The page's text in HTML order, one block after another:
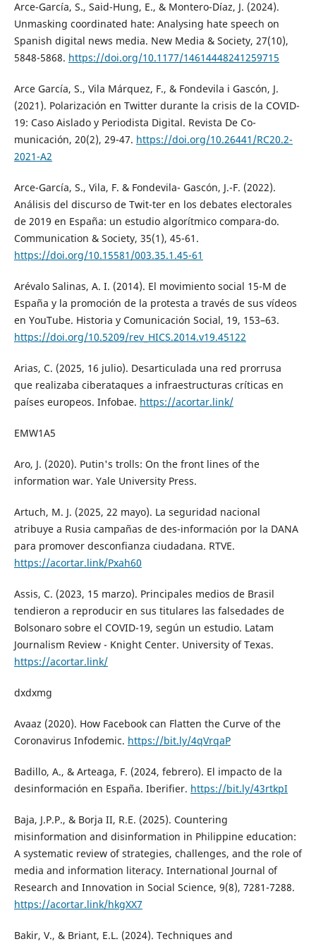
Arce-García, S., Said-Hung, E., & Montero-Díaz, J. (2024).
Unmasking coordinated hate: Analysing hate speech on
Spanish digital news media. New Media & Society, 27(10),
5848-5868. https://doi.org/10.1177/14614448241259715
Arce García, S., Vila Márquez, F., & Fondevila i Gascón, J.
(2021). Polarización en Twitter durante la crisis de la COVID-
19: Caso Aislado y Periodista Digital. Revista De Co-
municación, 20(2), 29-47. https://doi.org/10.26441/RC20.2-
2021-A2
Arce-García, S., Vila, F. & Fondevila- Gascón, J.-F. (2022).
Análisis del discurso de Twit-ter en los debates electorales
de 2019 en España: un estudio algorítmico compara-do.
Communication & Society, 35(1), 45-61.
https://doi.org/10.15581/003.35.1.45-61
Arévalo Salinas, A. I. (2014). El movimiento social 15-M de
España y la promoción de la protesta a través de sus vídeos
en YouTube. Historia y Comunicación Social, 19, 153–63.
https://doi.org/10.5209/rev_HICS.2014.v19.45122
Arias, C. (2025, 16 julio). Desarticulada una red prorrusa
que realizaba ciberataques a infraestructuras críticas en
países europeos. Infobae. https://acortar.link/
EMW1A5
Aro, J. (2020). Putin's trolls: On the front lines of the
information war. Yale University Press.
Artuch, M. J. (2025, 22 mayo). La seguridad nacional
atribuye a Rusia campañas de des-información por la DANA
para promover desconfianza ciudadana. RTVE.
https://acortar.link/Pxah60
Assis, C. (2023, 15 marzo). Principales medios de Brasil
tendieron a reproducir en sus titulares las falsedades de
Bolsonaro sobre el COVID-19, según un estudio. Latam
Journalism Review - Knight Center. University of Texas.
https://acortar.link/
dxdxmg
Avaaz (2020). How Facebook can Flatten the Curve of the
Coronavirus Infodemic. https://bit.ly/4qVrqaP
Badillo, A., & Arteaga, F. (2024, febrero). El impacto de la
desinformación en España. Iberifier. https://bit.ly/43rtkpI
Baja, J.P.P., & Borja II, R.E. (2025). Countering
misinformation and disinformation in Philippine education:
A systematic review of strategies, challenges, and the role of
media and information literacy. International Journal of
Research and Innovation in Social Science, 9(8), 7281-7288.
https://acortar.link/hkgXX7
Bakir, V., & Briant, E.L. (2024). Techniques and